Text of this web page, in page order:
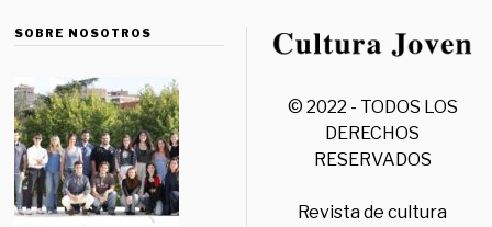
SOBRE NOSOTROS
© 2022 - TODOS LOS
DERECHOS
RESERVADOS
Revista de cultura